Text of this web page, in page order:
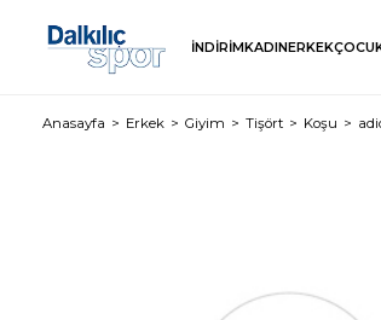
İNDİRİMKADINERKEK
Anasayfa Erkek Giyim Tişört Koşu